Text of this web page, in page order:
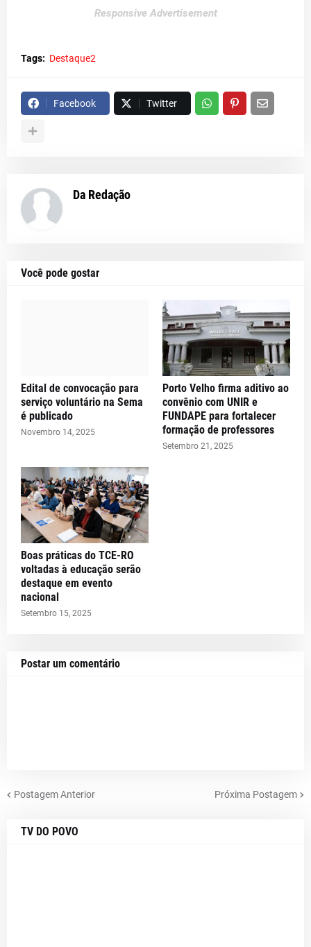
Responsive Advertisement
Tags: Destaque2
Facebook Twitter
Da Redação
Você pode gostar
Edital de convocação para
serviço voluntário na Sema
é publicado
Novembro 14, 2025
Porto Velho firma aditivo ao
convênio com UNIR e
FUNDAPE para fortalecer
formação de professores
Setembro 21, 2025
Boas práticas do TCE-RO
voltadas à educação serão
destaque em evento
nacional
Setembro 15, 2025
Postar um comentário
Postagem Anterior Próxima Postagem
TV DO POVO